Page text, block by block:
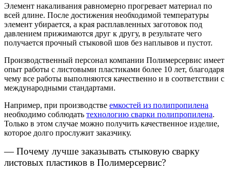
Элемент накаливания равномерно прогревает материал по
всей длине. После достижения необходимой температуры
элемент убирается, а края расплавленных заготовок под
давлением прижимаются друг к другу, в результате чего
получается прочный стыковой шов без наплывов и пустот.
Производственный персонал компании Полимерсервис имеет
опыт работы с листовыми пластиками более 10 лет, благодаря
чему все работы выполняются качественно и в соответствии с
международными стандартами.
Например, при производстве емкостей из полипропилена
необходимо соблюдать технологию сварки полипропилена.
Только в этом случае можно получить качественное изделие,
которое долго прослужит заказчику.
— Почему лучше заказывать стыковую сварку
листовых пластиков в Полимерсервис?